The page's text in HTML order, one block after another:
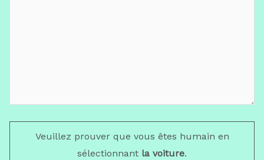
Veuillez prouver que vous êtes humain en
sélectionnant la voiture.